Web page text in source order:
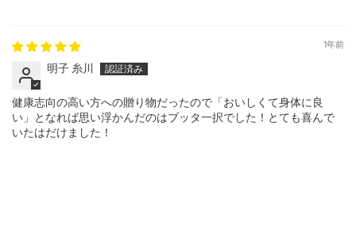
1年前
明子 糸川
健康志向の高い方への贈り物だったので「おいしくて身体に良
い」となれば思い浮かんだのはブッタ一択でした！とても喜んで
いたはだけました！